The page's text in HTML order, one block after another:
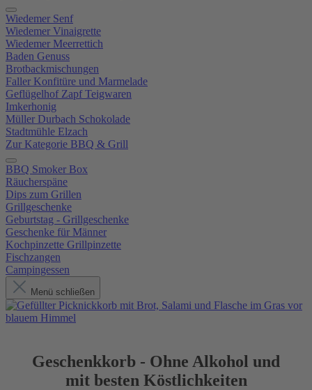
Wiedemer Senf
Wiedemer Vinaigrette
Wiedemer Meerrettich
Baden Genuss
Brotbackmischungen
Faller Konfitüre und Marmelade
Geflügelhof Zapf Teigwaren
Imkerhonig
Müller Durbach Schokolade
Stadtmühle Elzach
Zur Kategorie BBQ & Grill
BBQ Smoker Box
Räucherspäne
Dips zum Grillen
Grillgeschenke
Geburtstag - Grillgeschenke
Geschenke für Männer
Kochpinzette Grillpinzette
Fischzangen
Campingessen
Menü schließen
Geschenkkorb - Ohne Alkohol und
mit besten Köstlichkeiten